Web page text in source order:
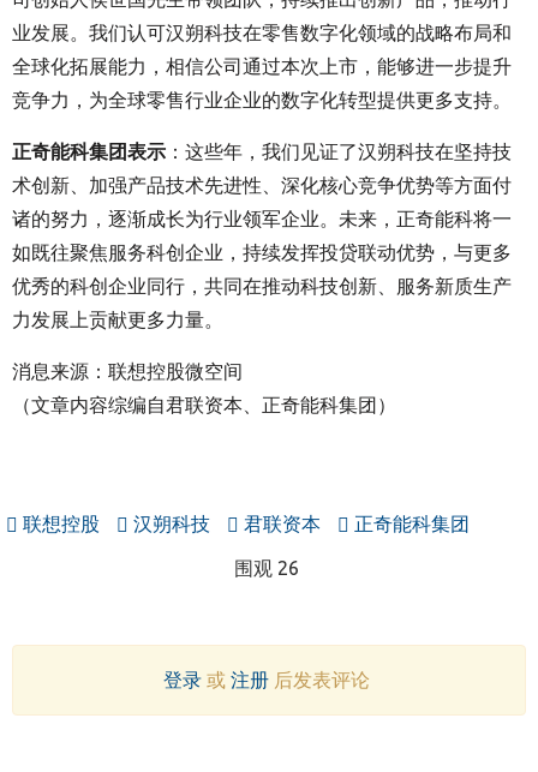
业发展。我们认可汉朔科技在零售数字化领域的战略布局和
全球化拓展能力，相信公司通过本次上市，能够进一步提升
竞争力，为全球零售行业企业的数字化转型提供更多支持。
正奇能科集团表示 ：这些年，我们见证了汉朔科技在坚持技
术创新、加强产品技术先进性、深化核心竞争优势等方面付
诸的努力，逐渐成长为行业领军企业。未来，正奇能科将一
如既往聚焦服务科创企业，持续发挥投贷联动优势，与更多
优秀的科创企业同行，共同在推动科技创新、服务新质生产
力发展上贡献更多力量。
消息来源：联想控股微空间
（文章内容综编自君联资本、正奇能科集团）
联想控股 汉朔科技 君联资本 正奇能科集团
围观 26
登录或 注册后发表评论